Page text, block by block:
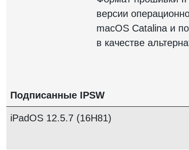
версии
macOS Catalina и
в качестве
Подписанные IPSW
iPadOS 12.5.7 (16H81)